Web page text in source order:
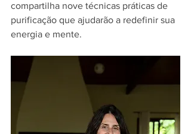
compartilha nove técnicas práticas de
purificação que ajudarão a redefinir sua
energia e mente.